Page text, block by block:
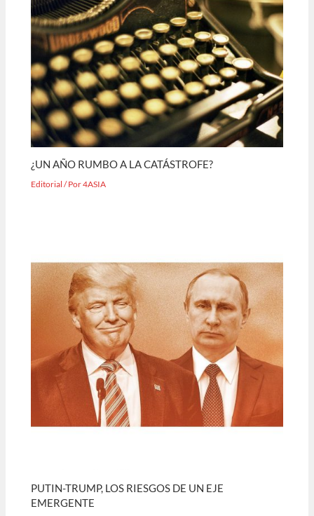
¿UN AÑO RUMBO A LA CATÁSTROFE?
Editorial / Por4ASIA
PUTIN-TRUMP, LOS RIESGOS DE UN EJE
EMERGENTE